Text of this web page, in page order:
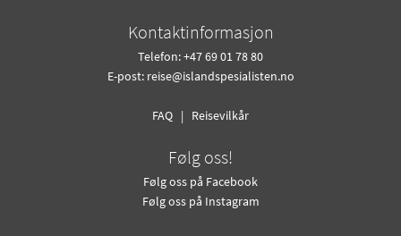
Kontaktinformasjon
Telefon: +47 69 01 78 80
E-post: reise@islandspesialisten.no
FAQ | Reisevilkår
Følg oss!
Følg oss på Facebook
Følg oss på Instagram